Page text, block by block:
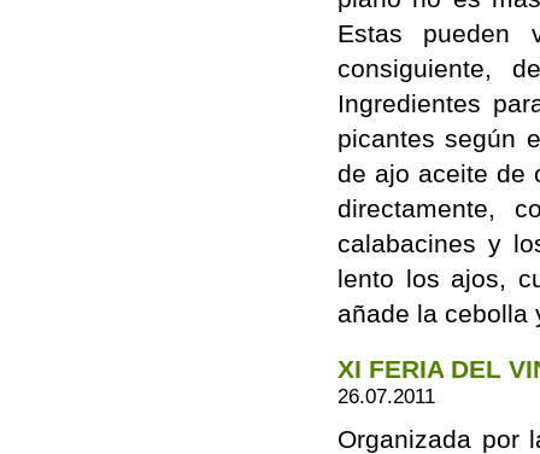
Estas pueden
consiguiente,
Ingredientes
picantes según
de ajo aceite de
directamente,
calabacines y
lento los ajos,
añade la
XI FERIA DEL
26.07.2011
Organizada por